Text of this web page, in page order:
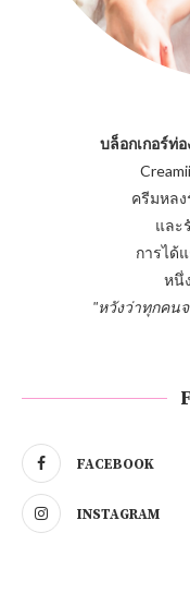
บล็อกเกอร์ท่
ครีมหลง
และ
การได้
หนึ่
"หวังว่าทุกคน
FACEBOOK
INSTAGRAM